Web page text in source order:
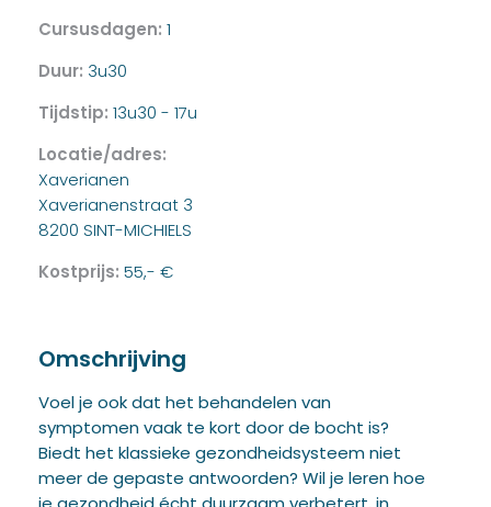
Cursusdagen: 1
Duur: 3u30
Tijdstip: 13u30 - 17u
Locatie/adres:
Xaverianen
Xaverianenstraat 3
8200 SINT-MICHIELS
Kostprijs: 55,- €
Omschrijving
Voel je ook dat het behandelen van
symptomen vaak te kort door de bocht is?
Biedt het klassieke gezondheidsysteem niet
meer de gepaste antwoorden? Wil je leren hoe